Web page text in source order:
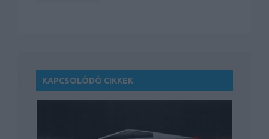
KAPCSOLÓDÓ CIKKEK